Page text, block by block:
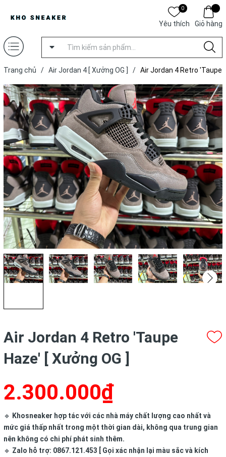
0
Yêu thích Giỏ hàng
Trang chủ / Air Jordan 4 [ Xưởng OG ] / Air Jordan 4 Retro 'Taupe
Air Jordan 4 Retro 'Taupe
Haze' [ Xưởng OG ]
2.300.000₫
🔹 Khosneaker hợp tác với các nhà máy chất lượng cao nhất và
mức giá thấp nhất trong một thời gian dài, không qua trung gian
nên không có chi phí phát sinh thêm.
🔹 Zalo hỗ trợ: 0867.121.453 [ Gọi xác nhận lại màu sắc và kích